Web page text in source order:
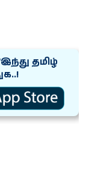
தமிழ்